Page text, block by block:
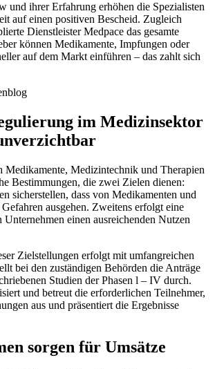
und ihrer Erfahrung erhöhen die Spezialisten
auf einen positiven Bescheid. Zugleich
Dienstleister Medpace das gesamte
können Medikamente, Impfungen oder
auf dem Markt einführen – das zahlt sich
im Medizinsektor
Medikamente, Medizintechnik und Therapien
Bestimmungen, die zwei Zielen dienen:
sicherstellen, dass von Medikamenten und
ausgehen. Zweitens erfolgt eine
Unternehmen einen ausreichenden Nutzen
Zielstellungen erfolgt mit umfangreichen
bei den zuständigen Behörden die Anträge
Studien der Phasen l – IV durch.
und betreut die erforderlichen Teilnehmer,
aus und präsentiert die Ergebnisse
sorgen für Umsätze